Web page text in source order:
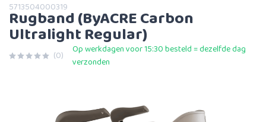
5713504000319
Rugband (ByACRE Carbon
Ultralight Regular)
(0)
Op werkdagen voor 15:30 besteld = dezelfde dag
verzonden